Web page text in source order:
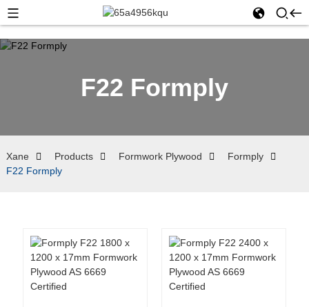
F22 Formply
Xane Products Formwork Plywood
Formply
F22 Formply